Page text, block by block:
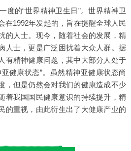
度的“世界精神卫生日”。世界精神卫
在1992年发起的，旨在提醒全球人民
的人士。现今，随着社会的发展，精
人士，更是广泛困扰着大众人群。据
有精神健康问题，其中大部分人处于
健康状态”。虽然精神亚健康状态尚
，但是仍然会对我们的健康造成不少
着我国国民健康意识的持续提升，精
的重视，由此衍生出了大健康产业的